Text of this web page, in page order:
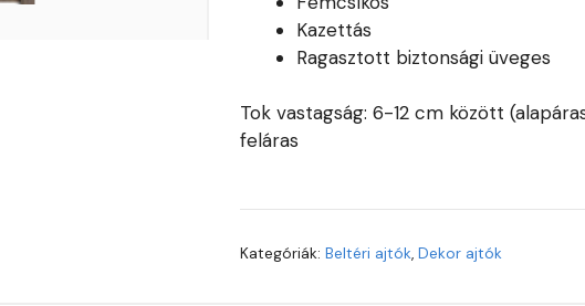
Kazettás
Ragasztott biztonsági üveges
Tok vastagság: 6-12 cm között
feláras
Kategóriák:Beltéri ajtók,Dekor ajtók